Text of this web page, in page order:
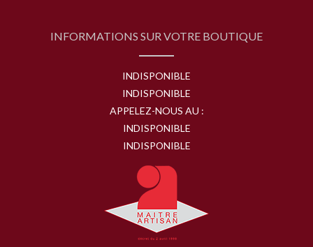
INFORMATIONS SUR VOTRE BOUTIQUE
INDISPONIBLE
INDISPONIBLE
APPELEZ-NOUS AU :
INDISPONIBLE
INDISPONIBLE